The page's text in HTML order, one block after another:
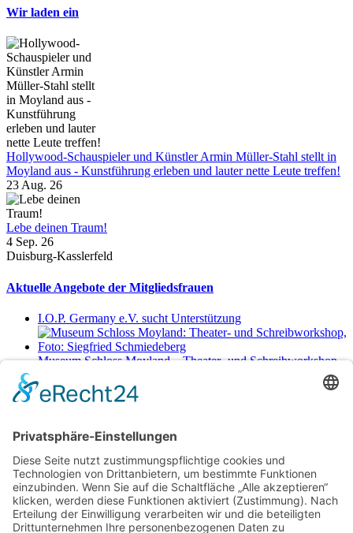
Wir laden ein
Hollywood-Schauspieler und Künstler Armin Müller-Stahl stellt in
Moyland aus - Kunstführung erleben und lauter nette Leute treffen!
23 Aug. 26
Lebe deinen Traum!
4 Sep. 26
Duisburg-Kasslerfeld
Aktuelle Angebote der Mitgliedsfrauen
I.O.P. Germany e.V. sucht Unterstützung
Museum Schloss Moyland – Theater- und Schreibworkshop
Netzwerkerinnen
Login für Mitglieder
Noch kein Mitglied im unternehmerinnen forum niederrhein?
gibt es weitere Informationen.
Für Mitgliedsfrauen: zum Erstellen eigener Angebote und zum
Bearbeiten des Unternehmensprofils bitte einloggen!